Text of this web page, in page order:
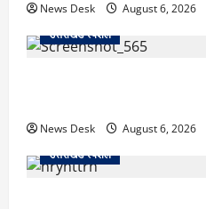
News Desk August 6, 2026
उत्तराखंड स्पेशल
News Desk August 6, 2026
उत्तराखंड स्पेशल